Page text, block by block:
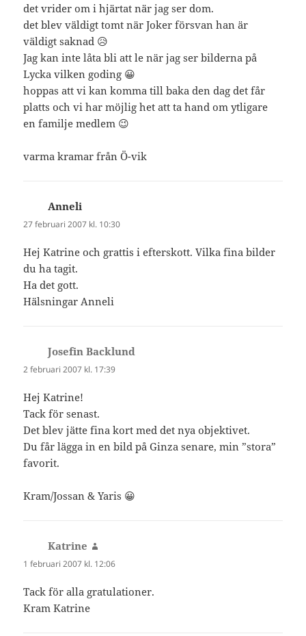
det vrider om i hjärtat när jag ser dom.
det blev väldigt tomt när Joker försvan han är
väldigt saknad 😥
Jag kan inte låta bli att le när jag ser bilderna på
Lycka vilken goding 😀
hoppas att vi kan komma till baka den dag det får
platts och vi har möjlig het att ta hand om ytligare
en familje medlem 😉
varma kramar från Ö-vik
Anneli
27 februari 2007 kl. 10:30
Hej Katrine och grattis i efterskott. Vilka fina bilder
du ha tagit.
Ha det gott.
Hälsningar Anneli
Josefin Backlund
2 februari 2007 kl. 17:39
Hej Katrine!
Tack för senast.
Det blev jätte fina kort med det nya objektivet.
Du får lägga in en bild på Ginza senare, min ”stora”
favorit.
Kram/Jossan & Yaris 😀
Katrine
1 februari 2007 kl. 12:06
Tack för alla gratulationer.
Kram Katrine